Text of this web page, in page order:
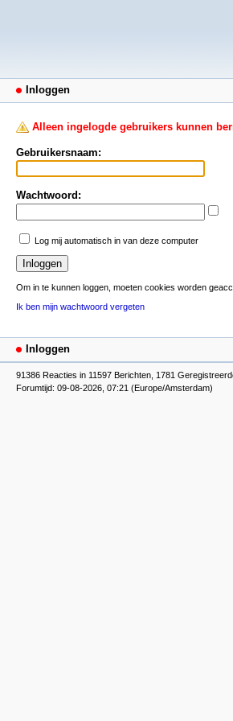
Inloggen
Alleen ingelogde gebruikers kunnen
Gebruikersnaam:
Wachtwoord:
Log mij automatisch in van deze computer
Om in te kunnen loggen, moeten cookies worden
Ik ben mijn wachtwoord vergeten
Inloggen
91386 Reacties in 11597 Berichten, 1781
Forumtijd: 09-08-2026, 07:21 (Europe/Amsterdam)